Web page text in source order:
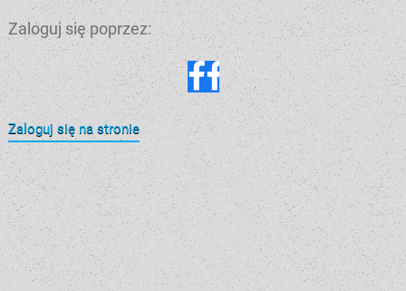
Zaloguj się poprzez:
Zaloguj się na stronie